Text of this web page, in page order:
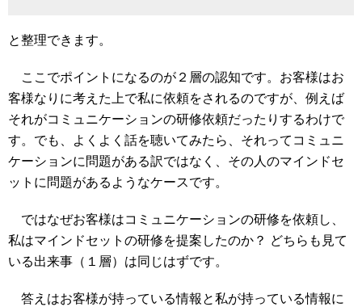
と整理できます。
ここでポイントになるのが２層の認知です。お客様はお
客様なりに考えた上で私に依頼をされるのですが、例えば
それがコミュニケーションの研修依頼だったりするわけで
す。でも、よくよく話を聴いてみたら、それってコミュニ
ケーションに問題がある訳ではなく、その人のマインドセ
ットに問題があるようなケースです。
ではなぜお客様はコミュニケーションの研修を依頼し、
私はマインドセットの研修を提案したのか？ どちらも見て
いる出来事（１層）は同じはずです。
答えはお客様が持っている情報と私が持っている情報に